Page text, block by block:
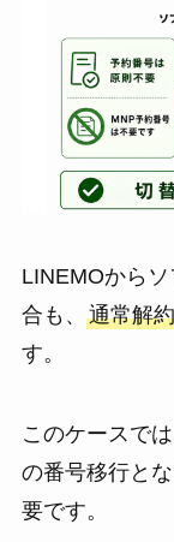
LINEMOから
合も、 通常解
す。
このケースで
の番号移行と
要です。